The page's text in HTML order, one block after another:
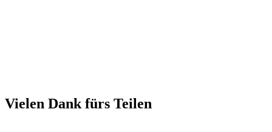
Vielen Dank fürs Teilen